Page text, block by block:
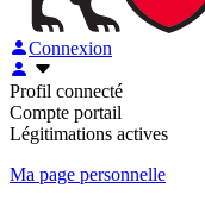
Connexion
Profil connecté
Compte portail
Légitimations actives
Ma page personnelle